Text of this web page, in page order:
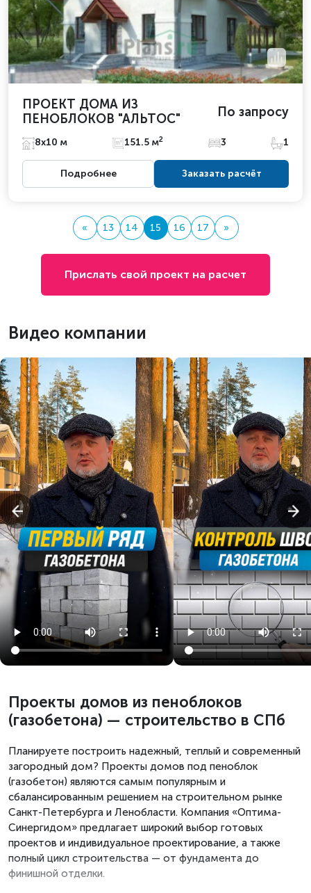
ПРОЕКТ ДОМА ИЗ
ПЕНОБЛОКОВ "АЛЬТОС"
По запросу
8х10 м 151.5 м2 3 1
Подробнее Заказать расчёт
« 13 14 15 16 17 »
Прислать свой проект на расчет
Видео компании
Проекты домов из пеноблоков
(газобетона) — строительство в СПб
Планируете построить надежный, теплый и современный
загородный дом? Проекты домов под пеноблок
(газобетон) являются самым популярным и
сбалансированным решением на строительном рынке
Санкт-Петербурга и Ленобласти. Компания «Оптима-
Синергидом» предлагает широкий выбор готовых
проектов и индивидуальное проектирование, а также
полный цикл строительства — от фундамента до
финишной отделки.